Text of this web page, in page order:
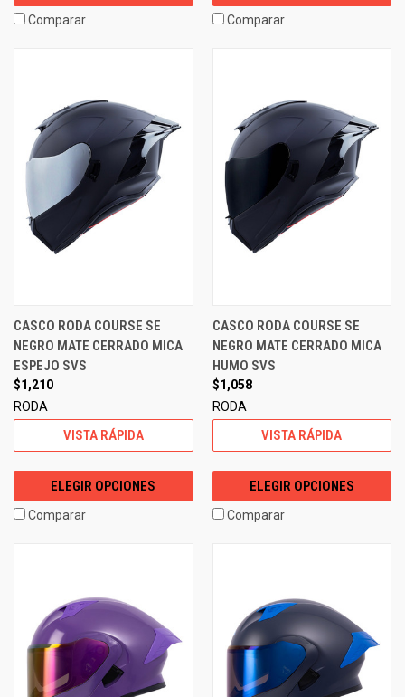
Comparar Comparar
CASCO RODA COURSE SE
NEGRO MATE CERRADO MICA
ESPEJO SVS
$1,210
RODA
VISTA RÁPIDA
ELEGIR OPCIONES
Comparar
CASCO RODA COURSE SE
NEGRO MATE CERRADO MICA
HUMO SVS
$1,058
RODA
VISTA RÁPIDA
ELEGIR OPCIONES
Comparar